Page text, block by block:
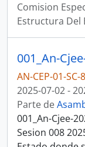
Comision
Estructura Del
AN-CEP-01-SC-
2025-07-02 -
Parte de
001_An-Cjee-
Sesion 008